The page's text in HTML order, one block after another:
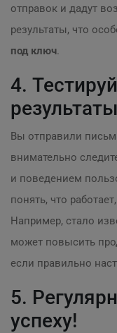
отправок и дадут
результаты, что
под ключ.
4.
результаты
Вы отправили
внимательно
и поведением
понять, что
Например, стало
может повысить
если правильно
5.
успеху!